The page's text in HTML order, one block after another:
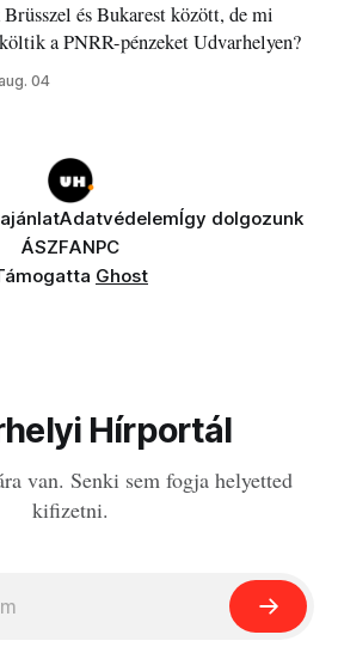
és Bukarest között, de mi
a PNRR-pénzeket Udvarhelyen?
04
AdatvédelemÍgy dolgozunk
ÁSZFANPC
Ghost
Hírportál
van. Senki sem fogja helyetted
kifizetni.